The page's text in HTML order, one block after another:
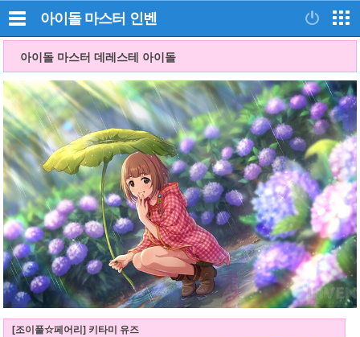
아이돌 마스터 인벤
아이돌 마스터 데레스테 아이돌
[조이풀☆페어리] 키타미 유즈